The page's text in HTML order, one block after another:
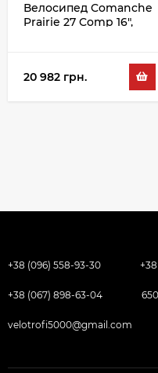
Велосипед Comanche
Prairie 27 Comp 16",
20 982 грн.
+38 (096) 558-93-30
+38 (067) 898-63-04
velotrofi5000@gmail.com